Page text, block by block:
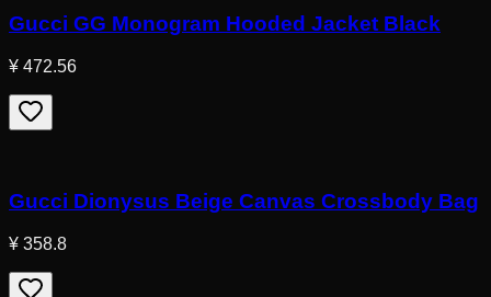
Gucci GG Monogram Hooded Jacket Black
¥ 472.56
Gucci Dionysus Beige Canvas Crossbody Bag
¥ 358.8